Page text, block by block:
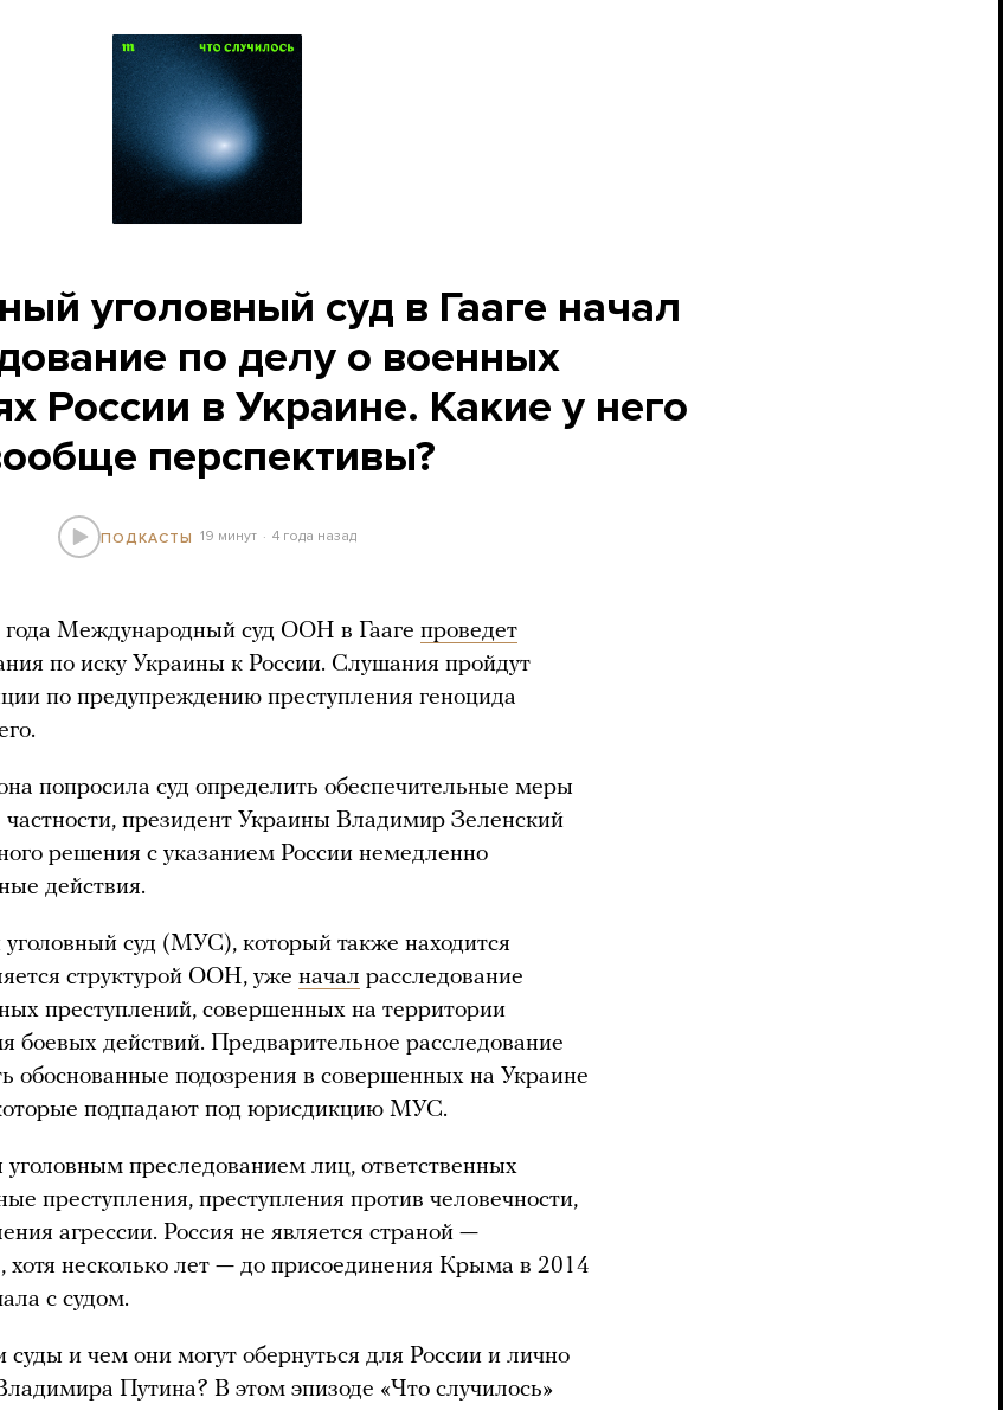
уголовный суд в Гааге начал
по делу о военных
России в Украине. Какие у него
перспективы?
ПОДКАСТЫ 19 минут 4 года назад
года Международный суд ООН в Гааге проведет
по иску Украины к России. Слушания пройдут
по предупреждению преступления геноцида
попросила суд определить обеспечительные меры
частности, президент Украины Владимир Зеленский
решения с указанием России немедленно
действия.
суд (МУС), который также находится
структурой ООН, уже начал расследование
преступлений, совершенных на территории
боевых действий. Предварительное расследование
обоснованные подозрения в совершенных на Украине
подпадают под юрисдикцию МУС.
преследованием лиц, ответственных
преступления, преступления против человечности,
агрессии. Россия не является страной —
несколько лет — до присоединения Крыма в 2014
с судом.
суды и чем они могут обернуться для России и лично
Путина? В этом эпизоде «Что случилось»